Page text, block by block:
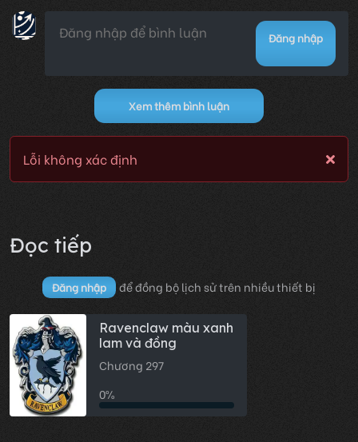
Đăng nhập
Xem thêm bình luận
Lỗi không xác định
Đọc tiếp
Đăng nhập để đồng bộ lịch sử trên nhiều thiết bị
Ravenclaw màu xanh
lam và đồng
Chương 297
0%